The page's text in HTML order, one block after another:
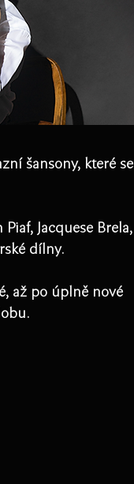
šansony, které se
Jacquese Brela,
dílny.
až po úplně nové